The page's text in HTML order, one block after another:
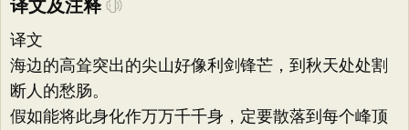
译文及注释
译文
海边的高耸突出的尖山好像利剑锋芒，到秋天处处割
断人的愁肠。
假如能将此身化作万万千千身，定要散落到每个峰顶